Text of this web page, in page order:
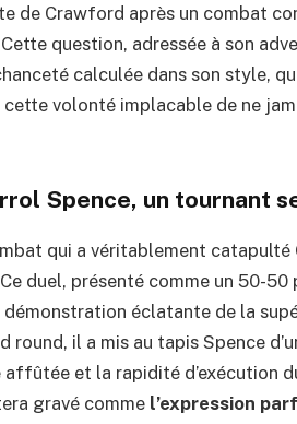
de Crawford après un combat
question, adressée à son
calculée dans son style,
cette volonté implacable de ne
Spence, un tournant
qui a véritablement
duel, présenté comme un 50-
démonstration éclatante de la
round, il a mis au tapis Spence
et la rapidité d’exécution
gravé comme l’expression